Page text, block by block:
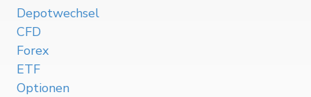
Depotwechsel
CFD
Forex
ETF
Optionen